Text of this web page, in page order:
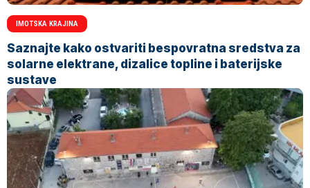
IMOTSKA KRAJINA
Saznajte kako ostvariti bespovratna sredstva za
solarne elektrane, dizalice topline i baterijske
sustave